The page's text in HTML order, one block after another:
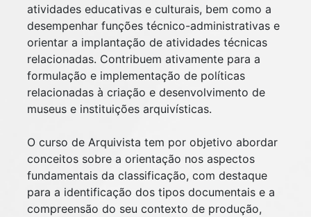
atividades educativas e culturais, bem como a
desempenhar funções técnico-administrativas e
orientar a implantação de atividades técnicas
relacionadas. Contribuem ativamente para a
formulação e implementação de políticas
relacionadas à criação e desenvolvimento de
museus e instituições arquivísticas.
O curso de Arquivista tem por objetivo abordar
conceitos sobre a orientação nos aspectos
fundamentais da classificação, com destaque
para a identificação dos tipos documentais e a
compreensão do seu contexto de produção,